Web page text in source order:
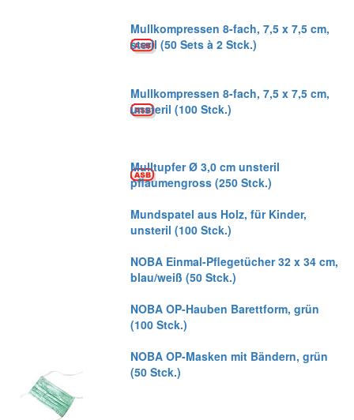
Mullkompressen 8-fach, 7,5 x 7,5 cm,
steril (50 Sets à 2 Stck.)
Mullkompressen 8-fach, 7,5 x 7,5 cm,
unsteril (100 Stck.)
Mulltupfer Ø 3,0 cm unsteril
pflaumengross (250 Stck.)
Mundspatel aus Holz, für Kinder,
unsteril (100 Stck.)
NOBA Einmal-Pflegetücher 32 x 34 cm,
blau/weiß (50 Stck.)
NOBA OP-Hauben Barettform, grün
(100 Stck.)
NOBA OP-Masken mit Bändern, grün
(50 Stck.)